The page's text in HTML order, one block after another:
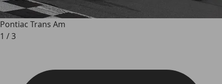
Pontiac Trans Am
1 /3